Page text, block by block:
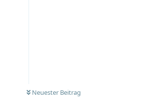
Neuester Beitrag